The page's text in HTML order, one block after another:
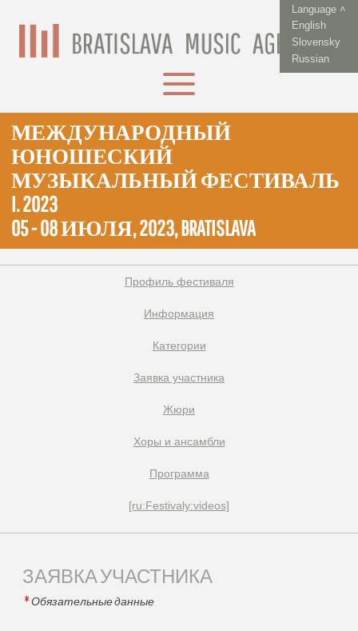
Language ˄
English
Slovensky
Russian
МЕЖДУНАРОДНЫЙ
ЮНОШЕСКИЙ
МУЗЫКАЛЬНЫЙ ФЕСТИВАЛЬ
I. 2023
05 - 08 ИЮЛЯ, 2023, BRATISLAVA
Профиль фестиваля
Информация
Категории
Заявка участника
Жюри
Xоры и ансамбли
Программа
[ru:Festivaly:videos]
ЗАЯВКА УЧАСТНИКА
*Обязательные данные